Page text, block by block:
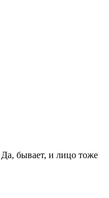
Да, бывает, и лицо тоже